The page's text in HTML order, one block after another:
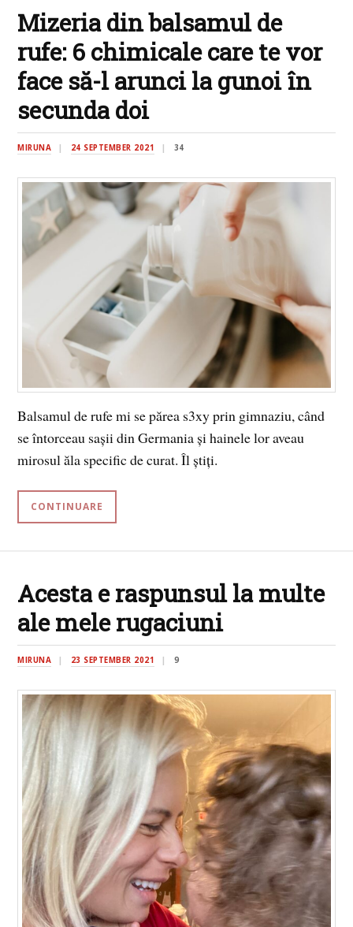
Mizeria din balsamul de
rufe: 6 chimicale care te vor
face să-l arunci la gunoi în
secunda doi
MIRUNA 24 SEPTEMBER 2021 34
Balsamul de rufe mi se părea s3xy prin gimnaziu, când
se întorceau sașii din Germania și hainele lor aveau
mirosul ăla specific de curat. Îl știți.
CONTINUARE
Acesta e raspunsul la multe
ale mele rugaciuni
MIRUNA 23 SEPTEMBER 2021 9